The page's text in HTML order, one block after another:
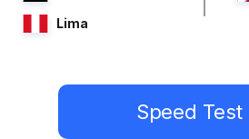
Lima
Speed Test